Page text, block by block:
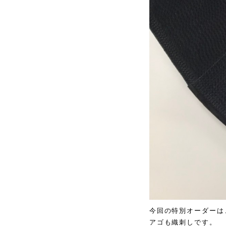
今回の特別オーダーは
アゴも織刺しです。